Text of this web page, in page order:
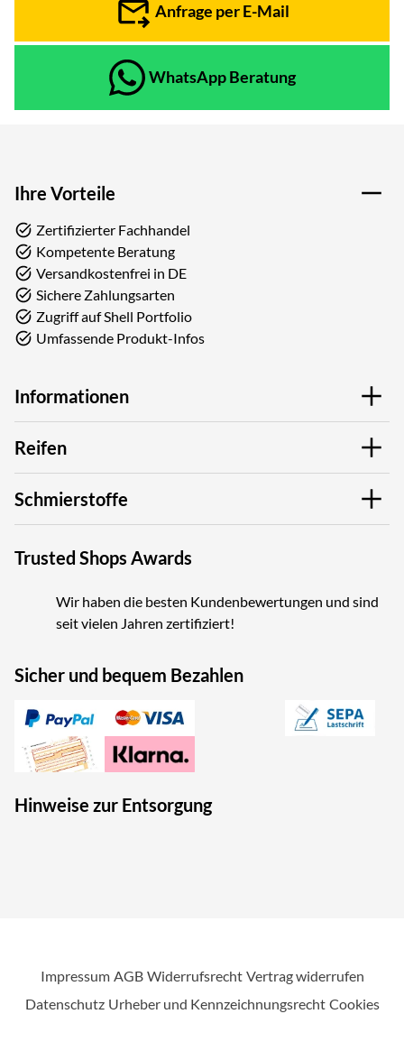
Anfrage per E-Mail
WhatsApp Beratung
Ihre Vorteile
Zertifizierter Fachhandel
Kompetente Beratung
Versandkostenfrei in DE
Sichere Zahlungsarten
Zugriff auf Shell Portfolio
Umfassende Produkt-Infos
Informationen
Reifen
Schmierstoffe
Trusted Shops Awards
Wir haben die besten Kundenbewertungen und sind
seit vielen Jahren zertifiziert!
Sicher und bequem Bezahlen
Hinweise zur Entsorgung
Impressum AGB Widerrufsrecht Vertrag widerrufen
Datenschutz Urheber und Kennzeichnungsrecht Cookies